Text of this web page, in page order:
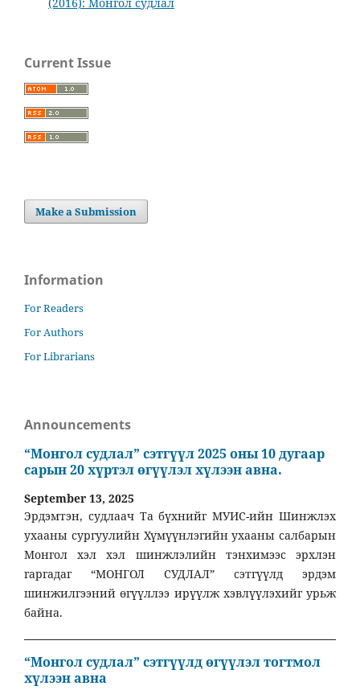
Current Issue
Make a Submission
Information
For Readers
For Authors
For Librarians
Announcements
“Монгол судлал” сэтгүүл 2025 оны 10 дугаар
сарын 20 хүртэл өгүүлэл хүлээн авна.
September 13, 2025
Эрдэмтэн, судлаач Та бүхнийг МУИС-ийн Шинжлэх
ухааны сургуулийн Хүмүүнлэгийн ухааны салбарын
Монгол хэл хэл шинжлэлийн тэнхимээс эрхлэн
гаргадаг “МОНГОЛ СУДЛАЛ” сэтгүүлд эрдэм
шинжилгээний өгүүллээ ирүүлж хэвлүүлэхийг урьж
байна.
“Монгол судлал” сэтгүүлд өгүүлэл тогтмол
хүлээн авна